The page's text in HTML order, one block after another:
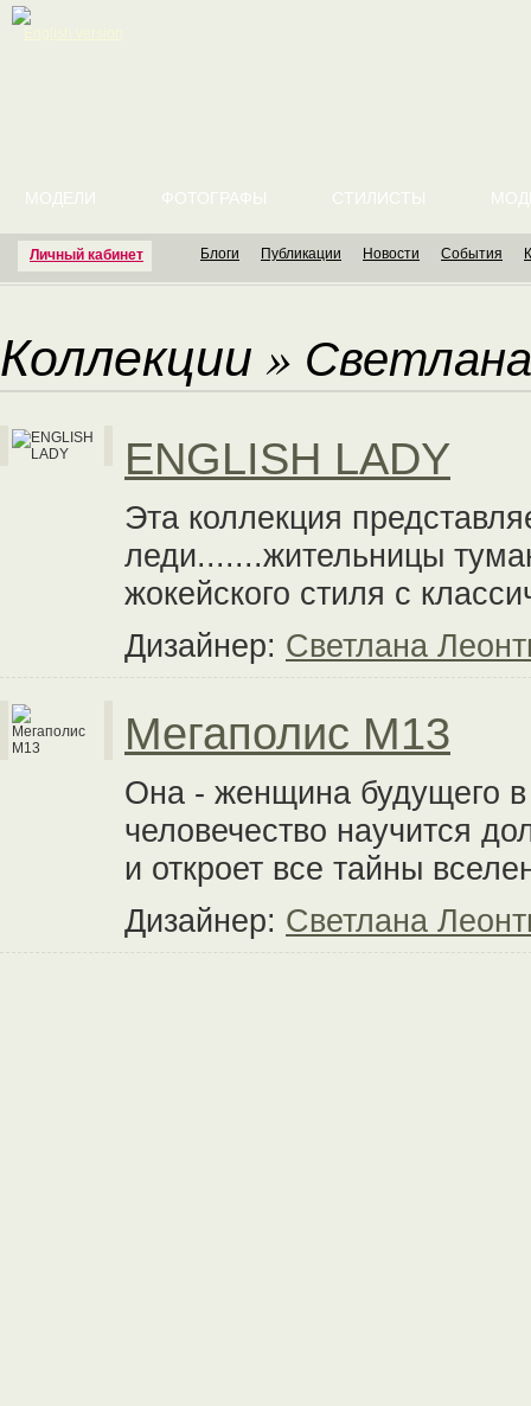
Личный кабинет
МОДЕЛИ ФОТОГРАФЫ СТИЛИСТЫ
Блоги Публикации Новости События
Коллекции »
ENGLISH LADY
Эта коллекция
леди.......жительницы
жокейского стиля с
Дизайнер: Светлана
Мегаполис М13
Она - женщина будущего в
человечество научится
и откроет все тайны
Дизайнер: Светлана